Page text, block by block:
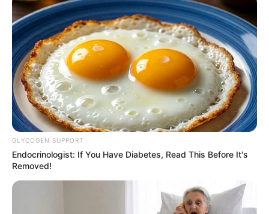
GLYCOGEN SUPPORT
Endocrinologist: If You Have Diabetes, Read This Before It's
Removed!